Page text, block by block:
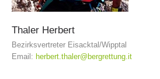
Procédure d'alarme
Thaler Herbert
Bezirksvertreter Eisacktal/Wipptal
Email: herbert.thaler@bergrettung.it